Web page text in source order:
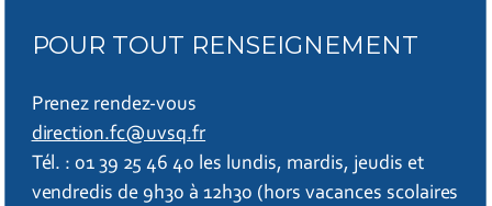
POUR TOUT RENSEIGNEMENT
Prenez rendez-vous
direction.fc@uvsq.fr
Tél. : 01 39 25 46 40 les lundis, mardis, jeudis et
vendredis de 9h30 à 12h30 (hors vacances scolaires